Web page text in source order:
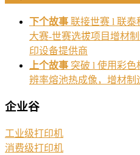
下个故事 联接世赛 l 联泰
大赛-世赛选拔项目增材
印设备提供商
上个故事 突破 l 使用彩色
辨率熔池热成像，增材制
企业谷
工业级打印机
消费级打印机